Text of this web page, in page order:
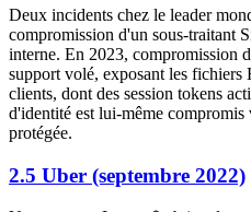
Deux incidents chez le leader
compromission d'un sous-traitant
interne. En 2023, compromission
support volé, exposant les
clients, dont des session tokens
d'identité est lui-même
protégée.
2.5 Uber (septembre 2022)